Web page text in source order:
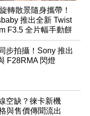
轉散景隨身攜帶！
推出全新 Twist
F3.5 全片幅手動餅
步拍攝！Sony 推出
F28RMA 閃燈
空缺？徠卡新機
與售價傳聞流出